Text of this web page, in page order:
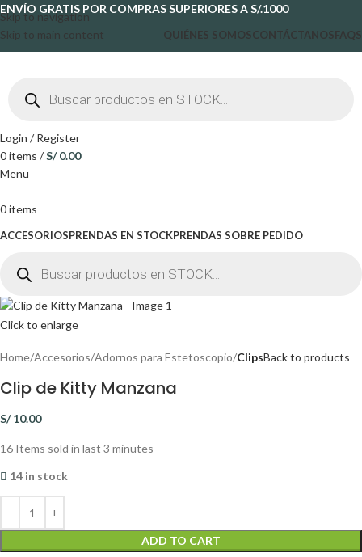
Skip to navigation
Skip to main content
ENVÍO GRATIS POR COMPRAS SUPERIORES A S/.1000
QUIÉNES SOMOSCONTÁCTANOSFAQS
Login / Register
0items /S/0.00
Menu
0items
ACCESORIOSPRENDAS EN STOCKPRENDAS SOBRE PEDIDO
Click to enlarge
Home Accesorios Adornos para Estetoscopio ClipsBack to products
Clip de Kitty Manzana
S/10.00
16 Items sold in last 3 minutes
14 in stock
ADD TO CART